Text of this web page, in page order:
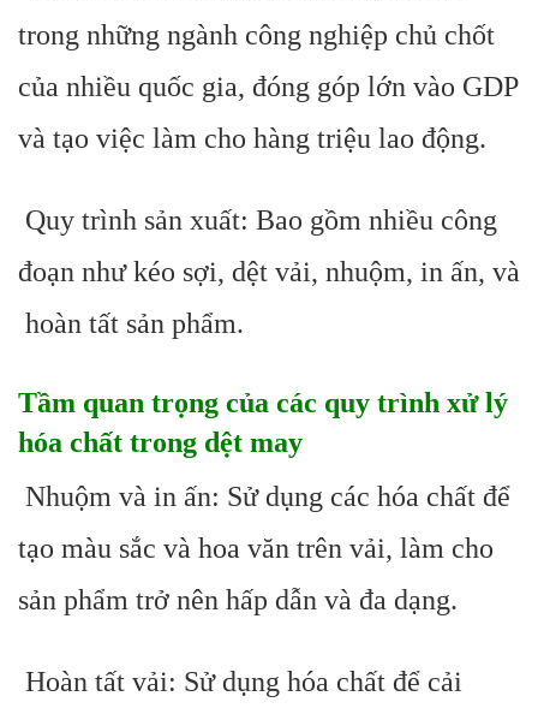
trong những ngành công nghiệp chủ chốt
của nhiều quốc gia, đóng góp lớn vào GDP
và tạo việc làm cho hàng triệu lao động.
Quy trình sản xuất: Bao gồm nhiều công
đoạn như kéo sợi, dệt vải, nhuộm, in ấn, và
hoàn tất sản phẩm.
Tầm quan trọng của các quy trình xử lý
hóa chất trong dệt may
Nhuộm và in ấn: Sử dụng các hóa chất để
tạo màu sắc và hoa văn trên vải, làm cho
sản phẩm trở nên hấp dẫn và đa dạng.
Hoàn tất vải: Sử dụng hóa chất để cải